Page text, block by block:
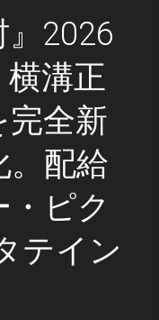
2026
溝正
完全新
。配給
ピク
テイン